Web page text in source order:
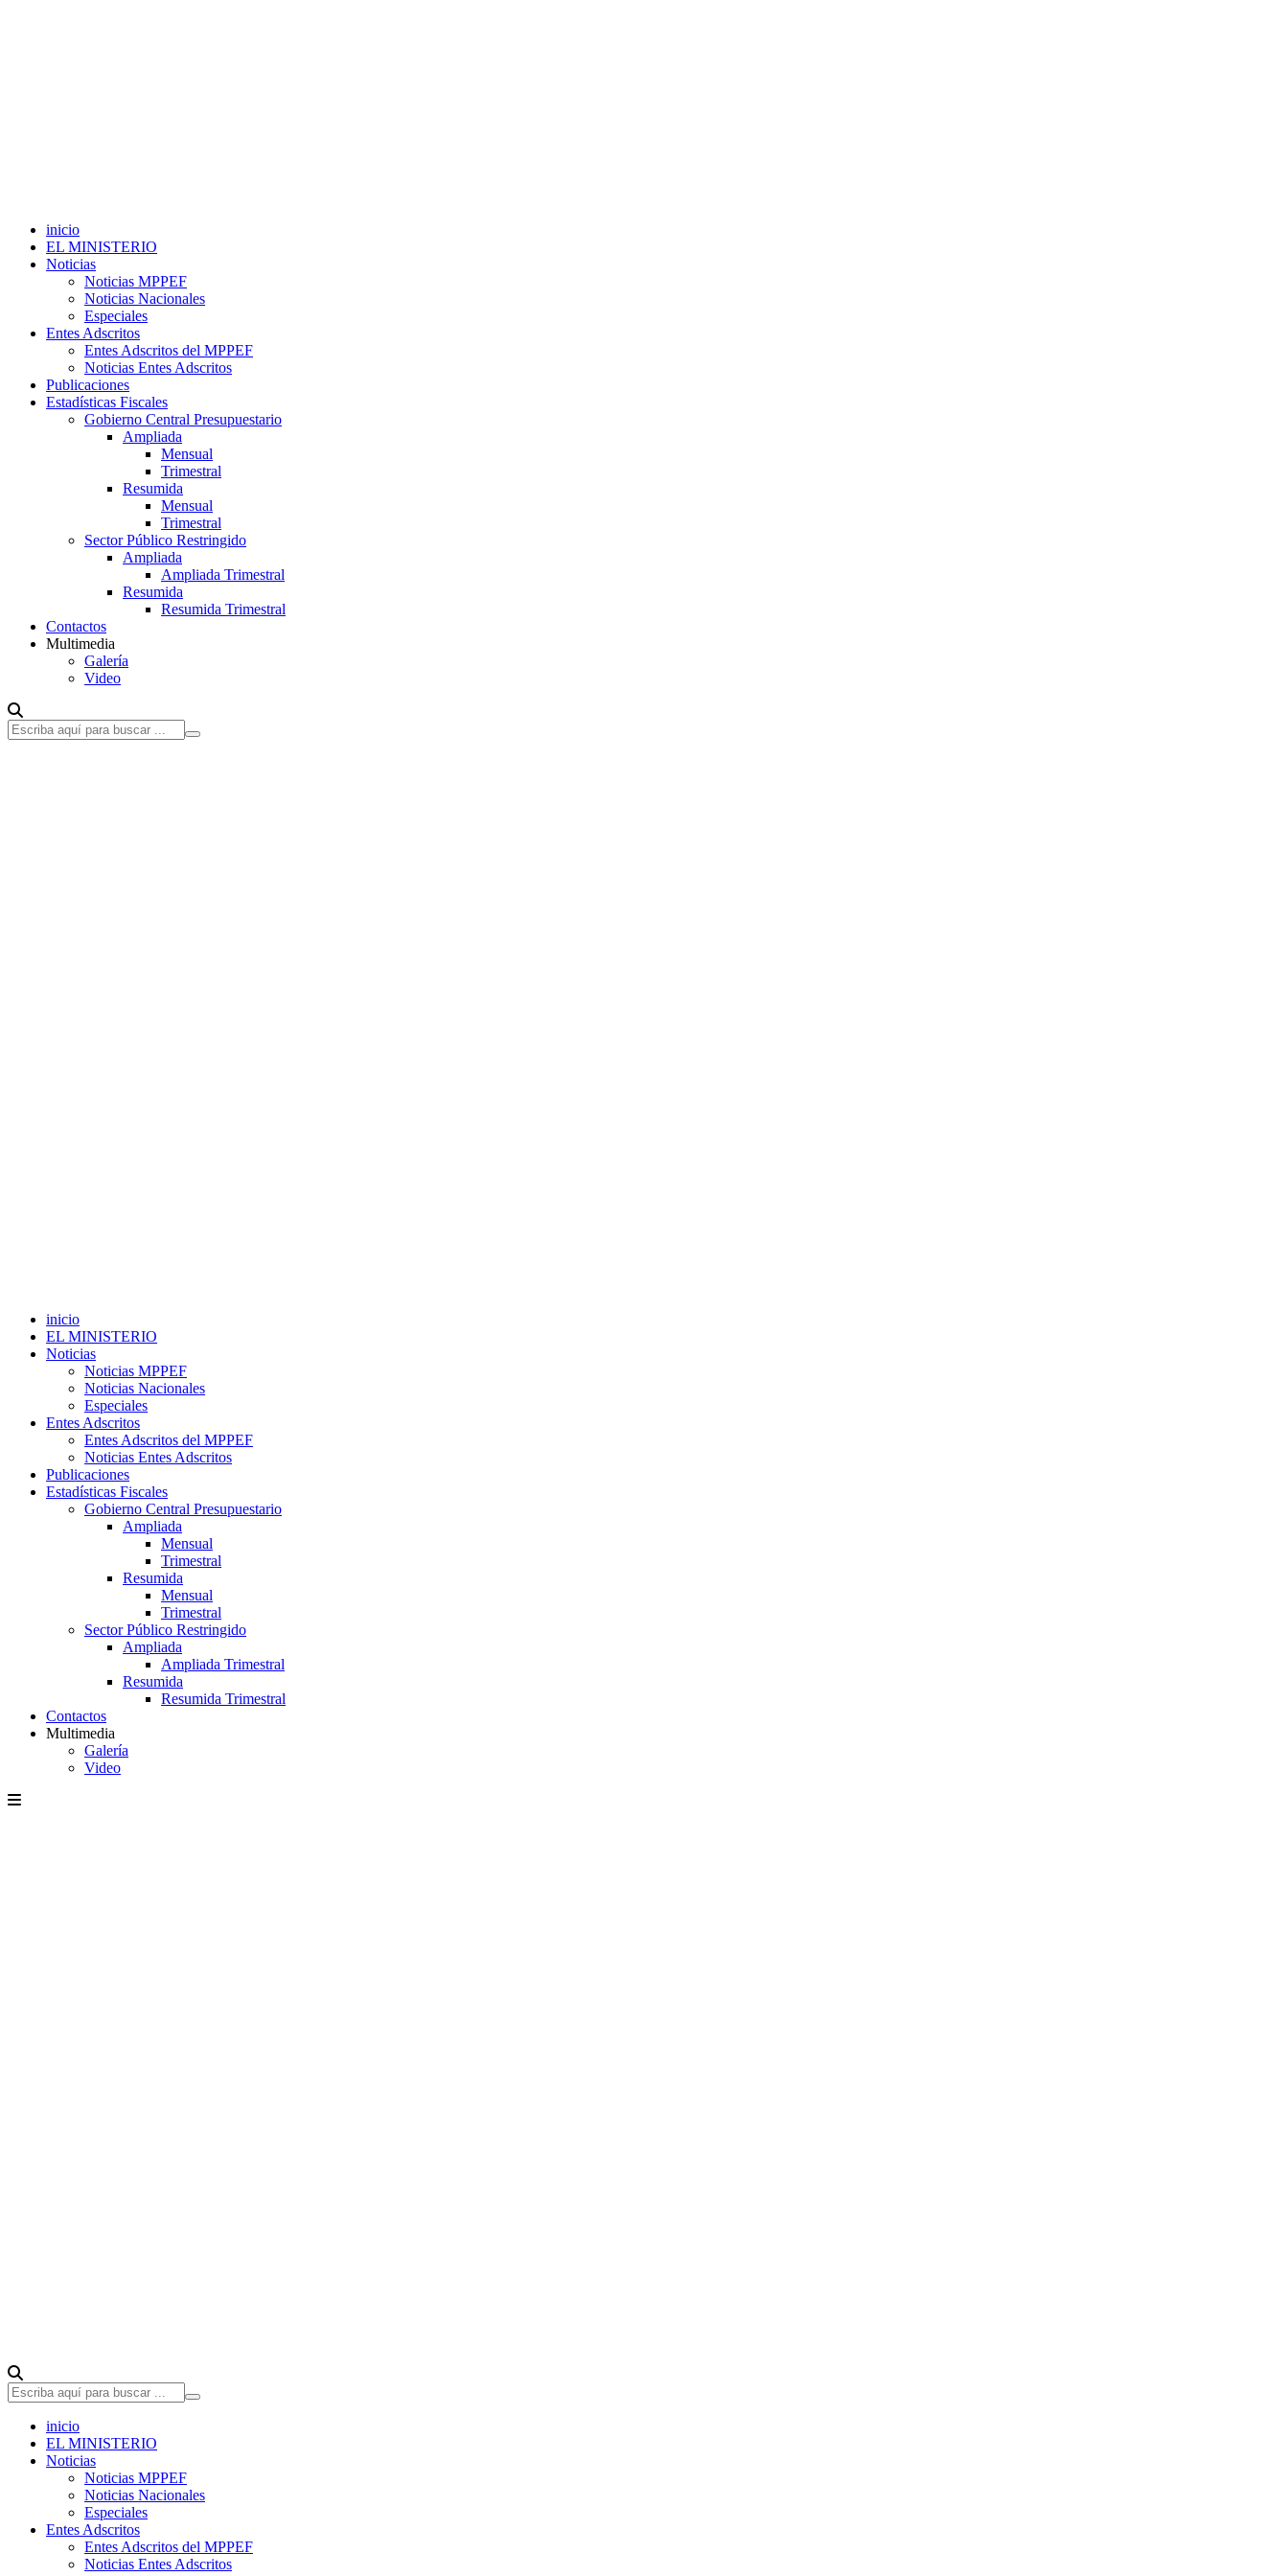
inicio
EL MINISTERIO
Noticias
Noticias MPPEF
Noticias Nacionales
Especiales
Entes Adscritos
Entes Adscritos del MPPEF
Noticias Entes Adscritos
Publicaciones
Estadísticas Fiscales
Gobierno Central Presupuestario
Ampliada
Mensual
Trimestral
Resumida
Mensual
Trimestral
Sector Público Restringido
Ampliada
Ampliada Trimestral
Resumida
Resumida Trimestral
Contactos
Multimedia
Galería
Video
inicio
EL MINISTERIO
Noticias
Noticias MPPEF
Noticias Nacionales
Especiales
Entes Adscritos
Entes Adscritos del MPPEF
Noticias Entes Adscritos
Publicaciones
Estadísticas Fiscales
Gobierno Central Presupuestario
Ampliada
Mensual
Trimestral
Resumida
Mensual
Trimestral
Sector Público Restringido
Ampliada
Ampliada Trimestral
Resumida
Resumida Trimestral
Contactos
Multimedia
Galería
Video
inicio
EL MINISTERIO
Noticias
Noticias MPPEF
Noticias Nacionales
Especiales
Entes Adscritos
Entes Adscritos del MPPEF
Noticias Entes Adscritos